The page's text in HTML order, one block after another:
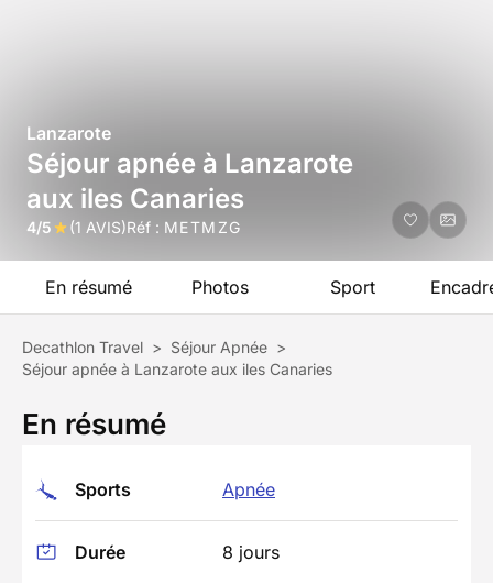
Lanzarote
Séjour apnée à Lanzarote
aux iles Canaries
4/5 (1 AVIS)Réf : METMZG
En résumé Photos Sport
Decathlon Travel > Séjour Apnée >
Séjour apnée à Lanzarote aux iles Canaries
En résumé
Sports Apnée
Durée 8 jours